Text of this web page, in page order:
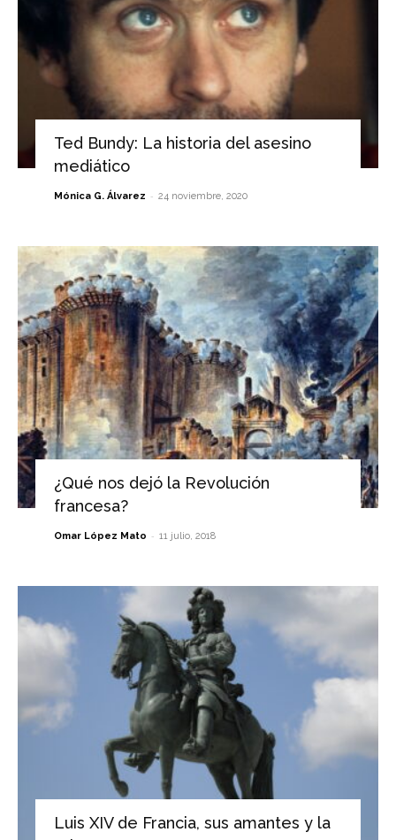
Ted Bundy: La historia del asesino
mediático
Mónica G. Álvarez - 24 noviembre, 2020
¿Qué nos dejó la Revolución
francesa?
Omar López Mato - 11 julio, 2018
Luis XIV de Francia, sus amantes y la